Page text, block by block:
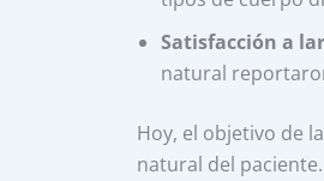
Satisfacción a
natural
Hoy, el objetivo de
natural del